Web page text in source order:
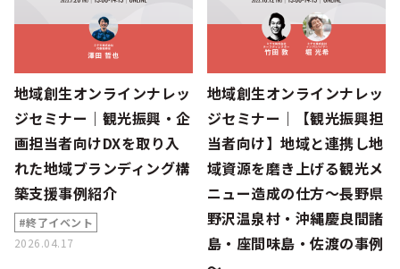
地域創生オンラインナレッ
ジセミナー｜観光振興・企
画担当者向けDXを取り入
れた地域ブランディング構
築支援事例紹介
#終了イベント
2026.04.17
地域創生オンラインナレッ
ジセミナー｜【観光振興担
当者向け】地域と連携し地
域資源を磨き上げる観光メ
ニュー造成の仕方～長野県
野沢温泉村・沖縄慶良間諸
島・座間味島・佐渡の事例